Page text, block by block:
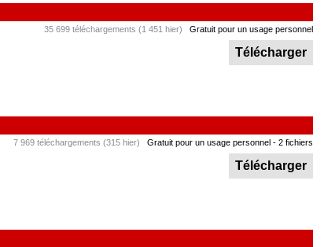
35 699 téléchargements (1 451 hier) Gratuit pour un usage personnel
Télécharger
7 969 téléchargements (315 hier) Gratuit pour un usage personnel - 2 fichiers
Télécharger